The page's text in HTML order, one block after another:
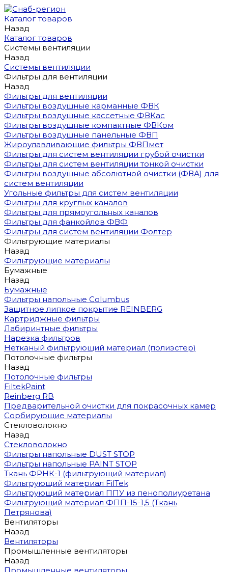
Каталог товаров
Назад
Каталог товаров
Системы вентиляции
Назад
Системы вентиляции
Фильтры для вентиляции
Назад
Фильтры для вентиляции
Фильтры воздушные карманные ФВК
Фильтры воздушные кассетные ФВКас
Фильтры воздушные компактные ФВКом
Фильтры воздушные панельные ФВП
Жироулавливающие фильтры ФВПмет
Фильтры для систем вентиляции грубой очистки
Фильтры для систем вентиляции тонкой очистки
Фильтры воздушные абсолютной очистки (ФВА) для
систем вентиляции
Угольные фильтры для систем вентиляции
Фильтры для круглых каналов
Фильтры для прямоугольных каналов
Фильтры для фанкойлов ФВФ
Фильтры для систем вентиляции Фолтер
Фильтрующие материалы
Назад
Фильтрующие материалы
Бумажные
Назад
Бумажные
Фильтры напольные Columbus
Защитное липкое покрытие REINBERG
Картриджные фильтры
Лабиринтные фильтры
Нарезка фильтров
Нетканый фильтрующий материал (полиэстер)
Потолочные фильтры
Назад
Потолочные фильтры
FiltekPaint
Reinberg RB
Предварительной очистки для покрасочных камер
Сорбирующие материалы
Стекловолокно
Назад
Стекловолокно
Фильтры напольные DUST STOP
Фильтры напольные PAINT STOP
Ткань ФРНК-1 (фильтрующий материал)
Фильтрующий материал FilTek
Фильтрующий материал ППУ из пенополиуретана
Фильтрующий материал ФПП-15-1,5 (Ткань
Петрянова)
Вентиляторы
Назад
Вентиляторы
Промышленные вентиляторы
Назад